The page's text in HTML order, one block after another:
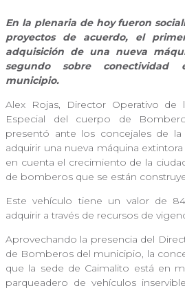
En la plenaria de hoy fueron
proyectos de acuerdo, el
adquisición de una nueva
segundo sobre
municipio.
Alex Rojas, Director Operativo de
Especial del cuerpo de
presentó ante los concejales de
adquirir una nueva máquina
en cuenta el crecimiento de la
de bomberos que se están
Este vehículo tiene un valor de
adquirir a través de recursos de
Aprovechando la presencia del
de Bomberos del municipio, la
que la sede de Caimalito está en
parqueadero de vehículos